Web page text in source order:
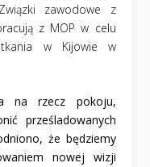
zawodowe z
z MOP w celu
w Kijowie w
na rzecz pokoju,
prześladowanych
że będziemy
nowej wizji